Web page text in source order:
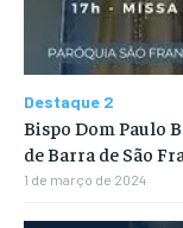
Destaque 2
Bispo Dom Paulo
de Barra de São
1 de março de 2024